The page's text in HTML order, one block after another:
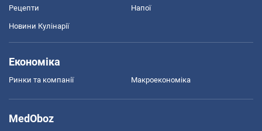
Рецепти Напої
Новини Кулінарії
Економіка
Ринки та компанії Макроекономіка
MedOboz